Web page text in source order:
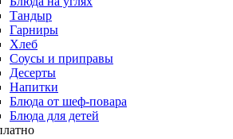
Тандыр
Гарниры
Хлеб
Соусы и приправы
Десерты
Напитки
Блюда от шеф-повара
Блюда для детей